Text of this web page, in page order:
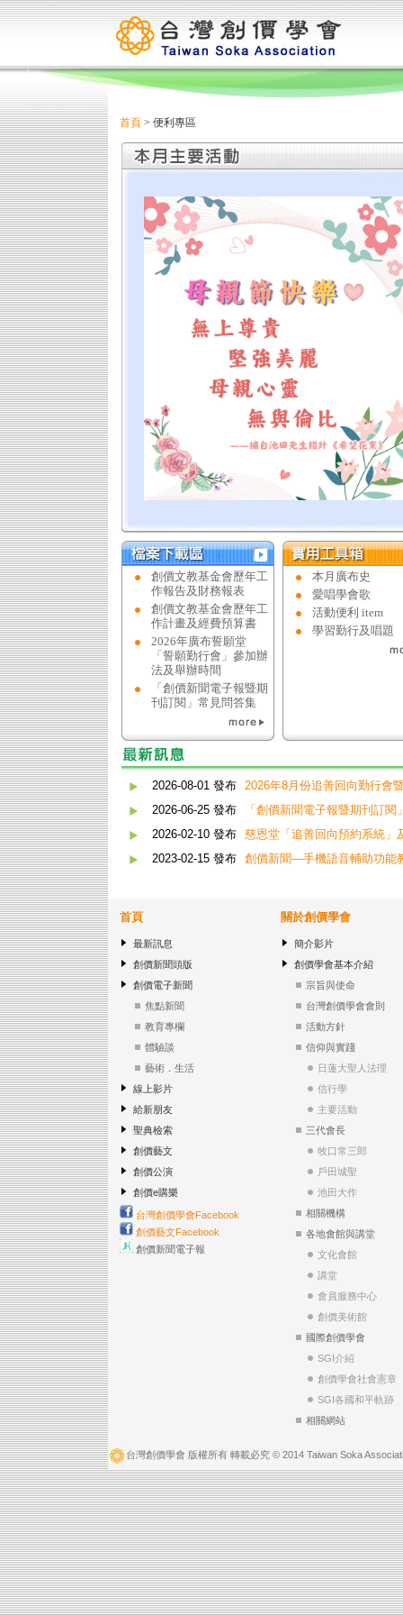
首頁> 便利專區
創價文教基金會歷年工
作報告及財務報表
創價文教基金會歷年工
作計畫及經費預算書
2026年廣布誓願堂
「誓願勤行會」參加辦
法及舉辦時間
「創價新聞電子報暨期
刊訂閱」常見問答集
本月廣布史
愛唱學會歌
活動便利 item
學習勤行及唱題
2026-08-01 發布 2026年8月份追善回向勤行會
2026-06-25 發布
「創價新聞電子報暨期刊訂閱
2026-02-10 發布 慈恩堂「追善回向預約系統」
2023-02-15 發布 創價新聞—手機語音輔助功能
首頁
最新訊息
創價新聞頭版
創價電子新聞
焦點新聞
教育專欄
體驗談
藝術．生活
線上影片
給新朋友
聖典檢索
創價藝文
創價公演
創價e購樂
台灣創價學會Facebook
創價藝文Facebook
創價新聞電子報
關於創價學會
簡介影片
創價學會基本介紹
宗旨與使命
台灣創價學會會則
活動方針
信仰與實踐
日蓮大聖人法理
信行學
主要活動
三代會長
牧口常三郎
戶田城聖
池田大作
相關機構
各地會館與講堂
文化會館
講堂
會員服務中心
創價美術館
國際創價學會
SGI介紹
創價學會社會憲章
SGI各國和平軌跡
相關網站
台灣創價學會 版權所有 轉載必究 © 2014 Taiwan Soka